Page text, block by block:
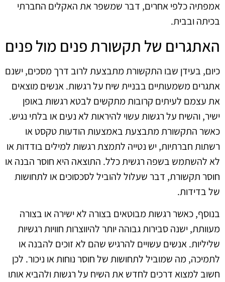
אמפתיה כלפי אחרים, דבר שמשפר את האקלים החברתי
בכיתה ובבית.
האתגרים של תקשורת פנים מול פנים
כיום, בעידן שבו התקשורת מתבצעת לרוב דרך מסכים, ישנם
אתגרים משמעותיים בבניית שיח על רגשות. אנשים מוצאים
את עצמם לעיתים קרובות מתקשים לבטא רגשות באופן
ישיר, והשיח על רגשות עשוי להיראות לא נעים או בלתי נגיש.
כאשר התקשורת מתבצעת באמצעות הודעות טקסט או
רשתות חברתיות, יש נטייה לתמצת רגשות למילים בודדות או
לא להשתמש בשפה רגשית כלל. התוצאה היא חוסר הבנה או
חוסר תקשורת, דבר שעלול להוביל לסכסוכים או לתחושות
של בדידות.
בנוסף, כאשר רגשות מבוטאים בצורה לא ישירה או בצורה
מעוותת, ישנה סבירות גבוהה יותר להיווצרות חוויות רגשיות
שליליות. אנשים עשויים להרגיש שהם לא זוכים להבנה או
לתמיכה, מה שמוביל לתחושות של חוסר נוחות או ניכור. לכן
חשוב למצוא דרכים לחדש את השיח על רגשות ולהביא אותו